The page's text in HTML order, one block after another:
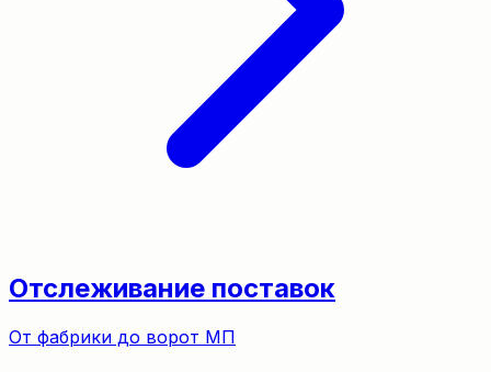
Отслеживание поставок
От фабрики до ворот МП